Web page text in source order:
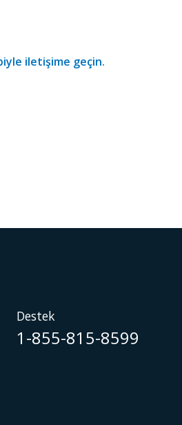
iletişime geçin.
Destek
1-855-815-8599